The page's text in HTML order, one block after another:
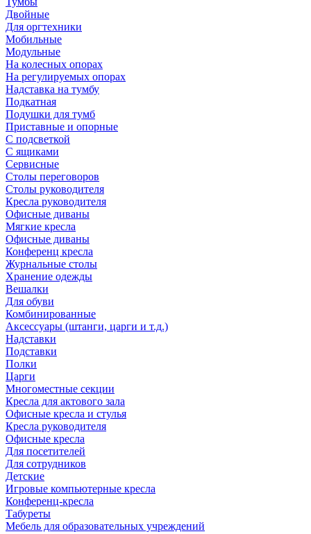
Двойные
Для оргтехники
Мобильные
Модульные
На колесных опорах
На регулируемых опорах
Надставка на тумбу
Подкатная
Подушки для тумб
Приставные и опорные
С подсветкой
С ящиками
Сервисные
Столы переговоров
Столы руководителя
Кресла руководителя
Офисные диваны
Мягкие кресла
Офисные диваны
Конференц кресла
Журнальные столы
Хранение одежды
Вешалки
Для обуви
Комбинированные
Аксессуары (штанги, царги и т.д.)
Надставки
Подставки
Полки
Царги
Многоместные секции
Кресла для актового зала
Офисные кресла и стулья
Кресла руководителя
Офисные кресла
Для посетителей
Для сотрудников
Детские
Игровые компьютерные кресла
Конференц-кресла
Табуреты
Мебель для образовательных учреждений